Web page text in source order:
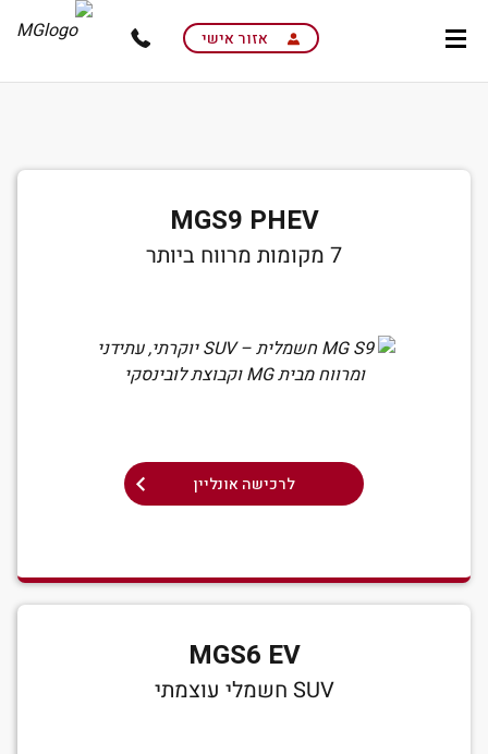
אזור אישי
MGS9 PHEV
7 מקומות מרווח ביותר
לרכישה אונליין
MGS6 EV
SUV חשמלי עוצמתי